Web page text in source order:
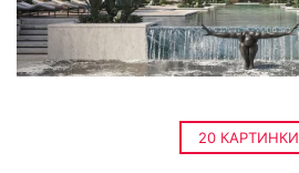
20 КАРТИНКИ